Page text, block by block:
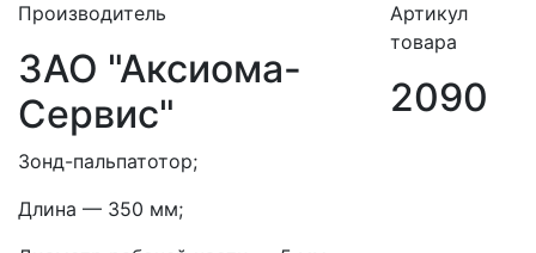
Производитель
ЗАО "Аксиома-
Сервис"
Артикул
товара
2090
Зонд-пальпатотор;
Длина — 350 мм;